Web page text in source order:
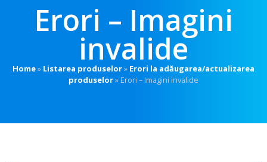
Erori – Imagini
invalide
Home» Listarea produselor» Erori la adăugarea/actualizarea
produselor»Erori – Imagini invalide